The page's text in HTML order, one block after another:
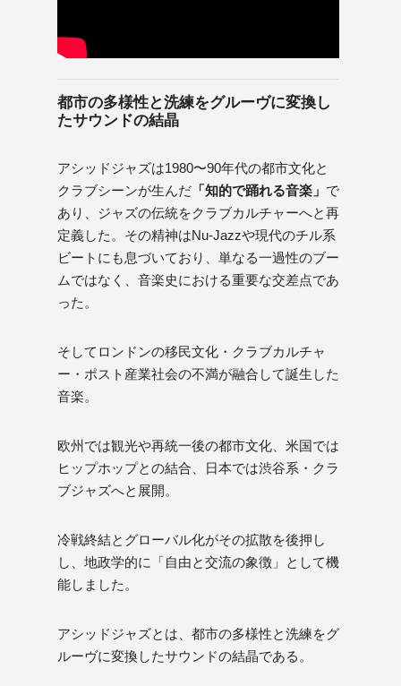
都市の多様性と洗練をグルーヴに変換し
たサウンドの結晶
アシッドジャズは1980〜90年代の都市文化と
クラブシーンが生んだ 「知的で踊れる音楽」 で
あり、ジャズの伝統をクラブカルチャーへと再
定義した。その精神はNu-Jazzや現代のチル系
ビートにも息づいており、単なる一過性のブー
ムではなく、音楽史における重要な交差点であ
った。
そしてロンドンの移民文化・クラブカルチャ
ー・ポスト産業社会の不満が融合して誕生した
音楽。
欧州では観光や再統一後の都市文化、米国では
ヒップホップとの結合、日本では渋谷系・クラ
ブジャズへと展開。
冷戦終結とグローバル化がその拡散を後押し
し、地政学的に「自由と交流の象徴」として機
能しました。
アシッドジャズとは、都市の多様性と洗練をグ
ルーヴに変換したサウンドの結晶である。